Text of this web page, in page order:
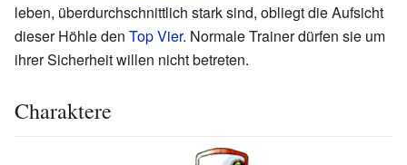
leben, überdurchschnittlich stark sind, obliegt die Aufsicht
dieser Höhle den Top Vier. Normale Trainer dürfen sie um
ihrer Sicherheit willen nicht betreten.
Charaktere